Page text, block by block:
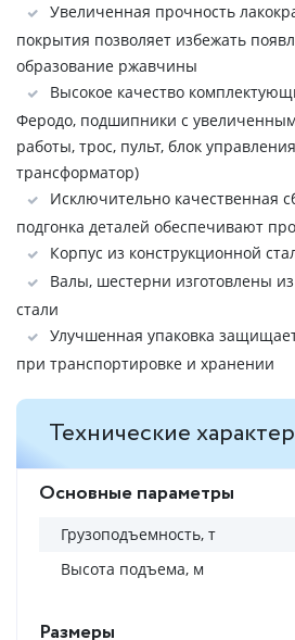
Увеличенная прочность
покрытия позволяет избежать
образование ржавчины
Высокое качество
Феродо, подшипники с
работы, трос, пульт, блок
трансформатор)
Исключительно качественная
подгонка деталей обеспечивают
Корпус из конструкционной
Валы, шестерни изготовлены
стали
Улучшенная упаковка
при транспортировке и хранении
Технические
Основные параметры
Грузоподъемность, т
Высота подъема, м
Размеры